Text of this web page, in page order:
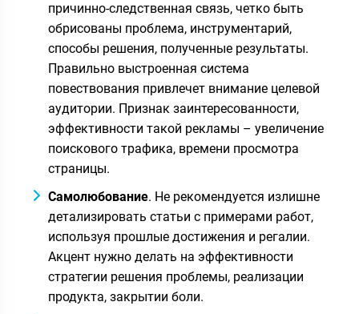
причинно-следственная связь, четко быть
обрисованы проблема, инструментарий,
способы решения, полученные результаты.
Правильно выстроенная система
повествования привлечет внимание целевой
аудитории. Признак заинтересованности,
эффективности такой рекламы – увеличение
поискового трафика, времени просмотра
страницы.
Самолюбование. Не рекомендуется излишне
детализировать статьи с примерами работ,
используя прошлые достижения и регалии.
Акцент нужно делать на эффективности
стратегии решения проблемы, реализации
продукта, закрытии боли.